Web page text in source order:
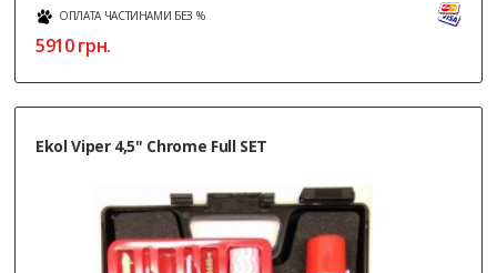
ОПЛАТА ЧАСТИНАМИ БЕЗ %
5910грн.
Ekol Viper 4,5" Chrome Full SET